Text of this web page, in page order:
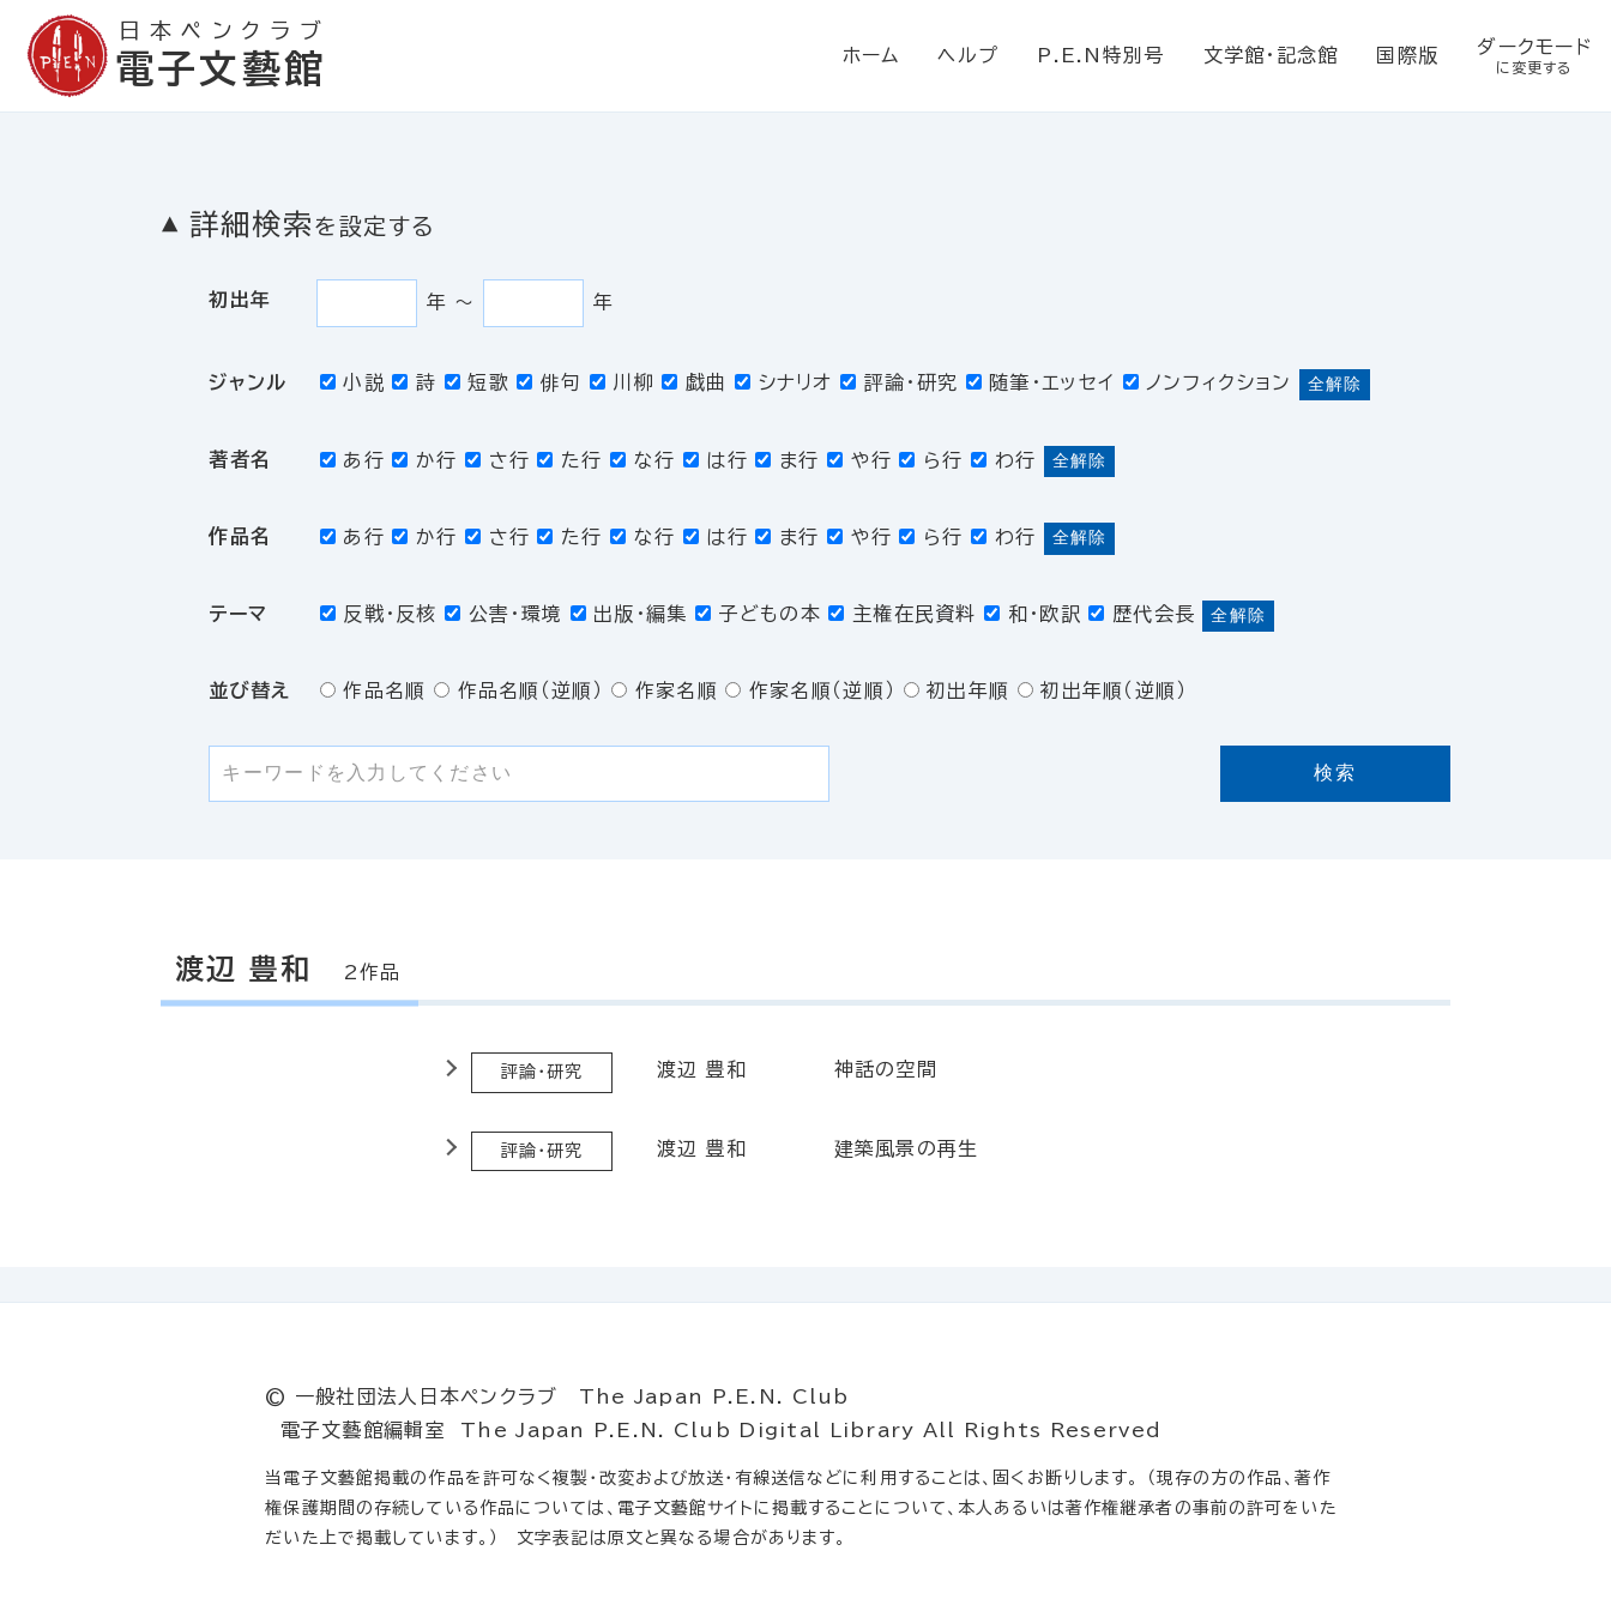
日本ペンクラブ
電子文藝館 ホーム ヘルプ P.E.N特別号 文学館・記念館 国際版 ダークモード
に変更する
詳細検索 を設定する
初出年 年 〜 年
ジャンル 小説 詩 短歌 俳句 川柳 戯曲 シナリオ 評論・研究 随筆・エッセイ ノンフィクション 全解除
著者名 あ行 か行 さ行 た行 な行 は行 ま行 や行 ら行 わ行 全解除
作品名 あ行 か行 さ行 た行 な行 は行 ま行 や行 ら行 わ行 全解除
テーマ 反戦・反核 公害・環境 出版・編集 子どもの本 主権在民資料 和・欧訳 歴代会長 全解除
並び替え 作品名順 作品名順（逆順） 作家名順 作家名順（逆順） 初出年順 初出年順（逆順）
検索
渡辺 豊和 2作品
評論・研究 渡辺 豊和 神話の空間
評論・研究 渡辺 豊和 建築風景の再生
© 一般社団法人日本ペンクラブ The Japan P.E.N. Club
電子文藝館編輯室 The Japan P.E.N. Club Digital Library All Rights Reserved
当電子文藝館掲載の作品を許可なく複製・改変および放送・有線送信などに利用することは、固くお断りします。 （現存の方の作品、著作
権保護期間の存続している作品については、電子文藝館サイトに掲載することについて、本人あるいは著作権継承者の事前の許可をいた
だいた上で掲載しています。） 文字表記は原文と異なる場合があります。